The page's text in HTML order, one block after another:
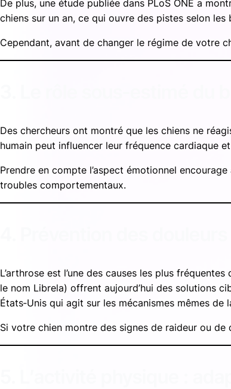
De plus, une étude publiée dans PLoS ONE a
chiens sur un an, ce qui ouvre des pistes selon
Cependant, avant de changer le régime de votre
Des chercheurs ont montré que les chiens ne
humain peut influencer leur fréquence cardiaque
Prendre en compte l’aspect émotionnel
troubles comportementaux.
L’arthrose est l’une des causes les plus
le nom Librela) offrent aujourd’hui des solutions
États‑Unis qui agit sur les mécanismes mêmes de
Si votre chien montre des signes de raideur ou